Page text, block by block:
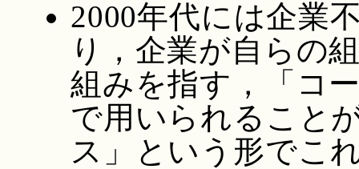
2000年代には企業
り，企業が自らの
組みを指す，「コ
で用いられること
ス」という形でこ